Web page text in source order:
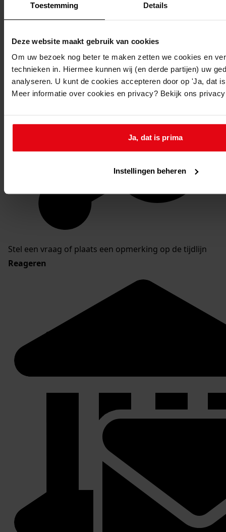
Toestemming Details
Deze website maakt gebruik van cookies
Om uw bezoek nog beter te maken zetten we cookies en
technieken in. Hiermee kunnen wij (en derde partijen) uw
analyseren. U kunt de cookies accepteren door op 'Ja, dat
Meer informatie over cookies en privacy? Bekijk ons
Ja, dat is prima
Instellingen beheren
Stel een vraag of plaats een opmerking op de tijdlijn
Reageren